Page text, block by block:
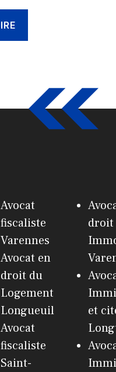
Avocat
fiscaliste
Varennes
Avocat en
droit du
Logement
Longueuil
Avocat
fiscaliste
Saint-
droit
et